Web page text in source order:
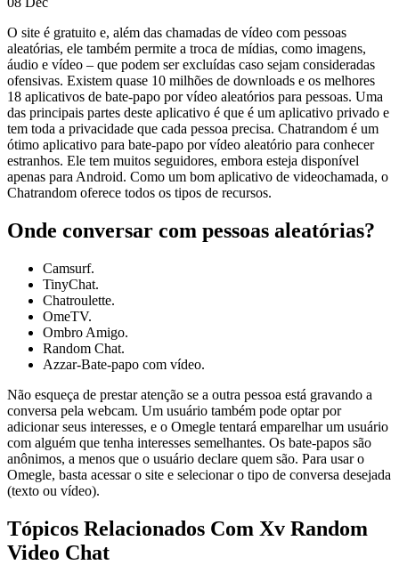
O site é gratuito e, além das chamadas de vídeo com pessoas
aleatórias, ele também permite a troca de mídias, como imagens,
áudio e vídeo – que podem ser excluídas caso sejam consideradas
ofensivas. Existem quase 10 milhões de downloads e os melhores
18 aplicativos de bate-papo por vídeo aleatórios para pessoas. Uma
das principais partes deste aplicativo é que é um aplicativo privado e
tem toda a privacidade que cada pessoa precisa. Chatrandom é um
ótimo aplicativo para bate-papo por vídeo aleatório para conhecer
estranhos. Ele tem muitos seguidores, embora esteja disponível
apenas para Android. Como um bom aplicativo de videochamada, o
Chatrandom oferece todos os tipos de recursos.
Onde conversar com pessoas aleatórias?
Camsurf.
TinyChat.
Chatroulette.
OmeTV.
Ombro Amigo.
Random Chat.
Azzar-Bate-papo com vídeo.
Não esqueça de prestar atenção se a outra pessoa está gravando a
conversa pela webcam. Um usuário também pode optar por
adicionar seus interesses, e o Omegle tentará emparelhar um usuário
com alguém que tenha interesses semelhantes. Os bate-papos são
anônimos, a menos que o usuário declare quem são. Para usar o
Omegle, basta acessar o site e selecionar o tipo de conversa desejada
(texto ou vídeo).
Tópicos Relacionados Com Xv Random
Video Chat